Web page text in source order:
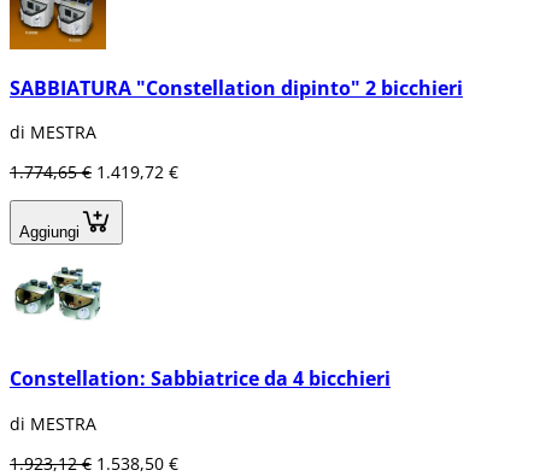
SABBIATURA "Constellation dipinto" 2 bicchieri
di MESTRA
1.774,65 € 1.419,72 €
Aggiungi
Constellation: Sabbiatrice da 4 bicchieri
di MESTRA
1.923,12 € 1.538,50 €